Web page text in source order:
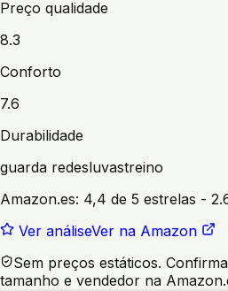
Preço qualidade
8.3
Conforto
7.6
Durabilidade
guarda redesluvastreino
Amazon.es: 4,4 de 5 estrelas -
Ver análiseVer na Amazon
Sem preços estáticos.
tamanho e vendedor na